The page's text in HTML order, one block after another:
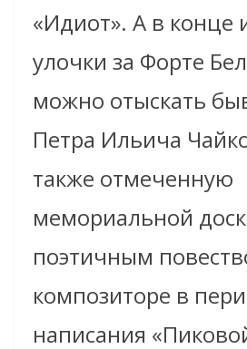
«Идиот». А в конце
улочки за Форте
можно отыскать
Петра Ильича
также отмеченную
мемориальной
поэтичным
композиторе в
написания